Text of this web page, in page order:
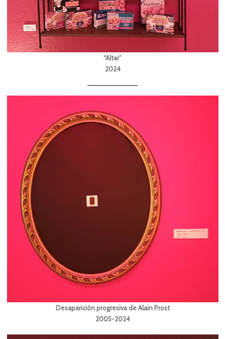
“Altar”
2024
Desaparición progresiva de Alain Prost
2005-2024